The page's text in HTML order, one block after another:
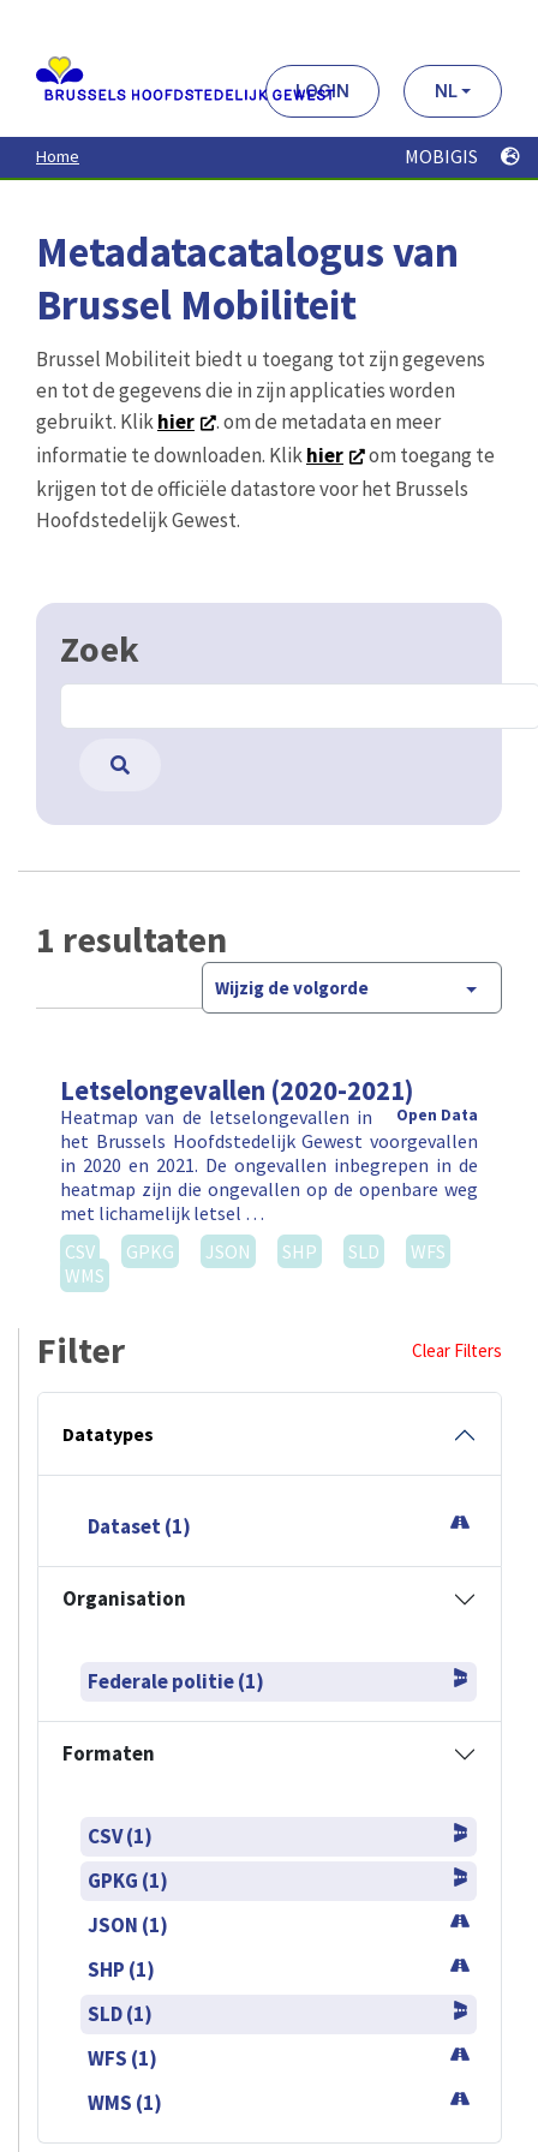
contenu
principal
LOGIN NL
Home MOBIGIS
Metadatacatalogus van
Brussel Mobiliteit
Brussel Mobiliteit biedt u toegang tot zijn gegevens
en tot de gegevens die in zijn applicaties worden
gebruikt. Klikhier
. om de metadata en meer
informatie te downloaden. Klikhier
om toegang te
krijgen tot de officiële datastore voor het Brussels
Hoofdstedelijk Gewest.
Zoek
1 resultaten
Wijzig de volgorde
Letselongevallen (2020-2021)
Open Data
Heatmap van de letselongevallen in
het Brussels Hoofdstedelijk Gewest voorgevallen
in 2020 en 2021. De ongevallen inbegrepen in de
heatmap zijn die ongevallen op de openbare weg
met lichamelijk letsel …
CSV
GPKG JSON SHP SLD
WFS
WMS
Filter Clear Filters
Datatypes
Dataset (1)
Organisation
Federale politie (1)
Formaten
CSV (1)
GPKG (1)
JSON (1)
SHP (1)
SLD (1)
WFS (1)
WMS (1)